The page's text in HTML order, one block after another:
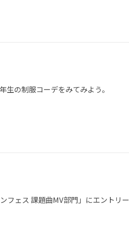
生の制服コーデをみてみよう。
フェス 課題曲MV部門」にエントリー